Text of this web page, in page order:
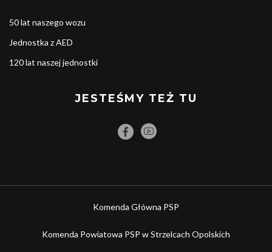
50 lat naszego wozu
Jednostka z AED
120 lat naszej jednostki
JESTEŚMY TEŻ TU
Komenda Główna PSP
Komenda Powiatowa PSP w Strzelcach Opolskich